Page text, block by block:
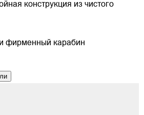
конструкция из чистого
фирменный карабин